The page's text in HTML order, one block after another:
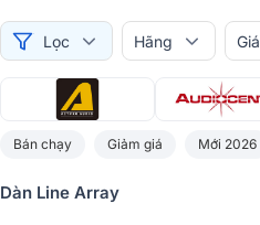
Lọc Hãng Giá
Bán chạy Giảm giá Mới 2026
Dàn Line Array